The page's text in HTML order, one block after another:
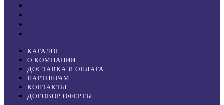
КАТАЛОГ
О КОМПАНИИ
ДОСТАВКА И ОПЛАТА
ПАРТНЕРАМ
КОНТАКТЫ
ДОГОВОР ОФЕРТЫ